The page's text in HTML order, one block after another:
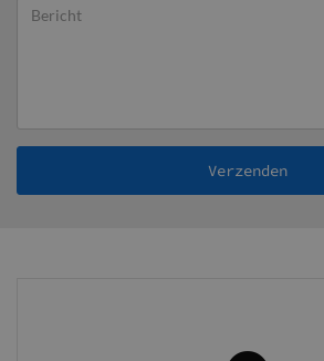
Bericht
Verzenden